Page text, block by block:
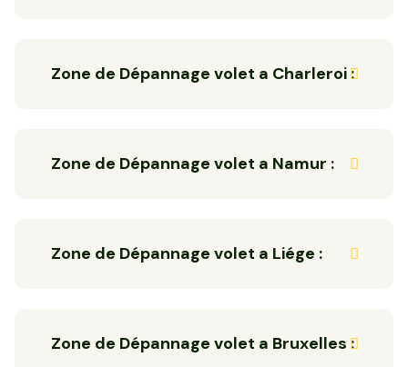
Zone de Dépannage volet a Charleroi :
Zone de Dépannage volet a Namur :
Zone de Dépannage volet a Liége :
Zone de Dépannage volet a Bruxelles :